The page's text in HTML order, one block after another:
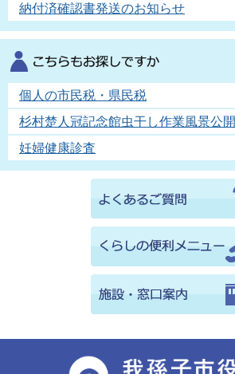
納付済確認書発送のお知らせ
個人の市民税・県民税
杉村楚人冠記念館虫干し作業風景公開
妊婦健康診査